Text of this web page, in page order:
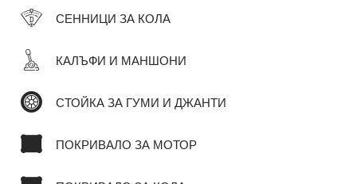
СЕННИЦИ ЗА КОЛА
КАЛЪФИ И МАНШОНИ
СТОЙКА ЗА ГУМИ И ДЖАНТИ
ПОКРИВАЛО ЗА МОТОР